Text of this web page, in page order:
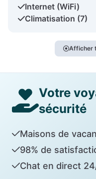
Internet (WiFi)
Climatisation (7)
Afficher
Votre
sécurité
Maisons de
98% de
Chat en direct